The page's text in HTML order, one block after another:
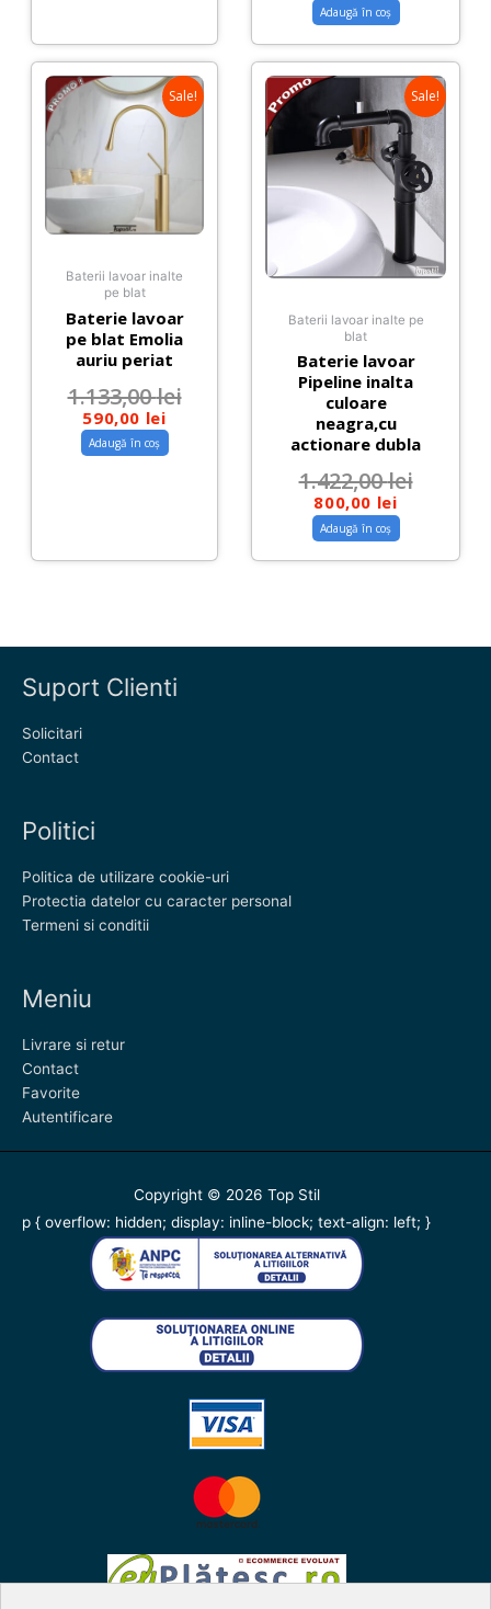
Adaugă în coș
Sale!
Baterii lavoar inalte
pe blat
Baterie lavoar
pe blat Emolia
auriu periat
1.133,00lei
590,00 lei
Adaugă în coș
Sale!
Baterii lavoar inalte pe
blat
Baterie lavoar
Pipeline inalta
culoare
neagra,cu
actionare dubla
1.422,00lei
800,00 lei
Adaugă în coș
Suport Clienti
Solicitari
Contact
Politici
Politica de utilizare cookie-uri
Protectia datelor cu caracter personal
Termeni si conditii
Meniu
Livrare si retur
Contact
Favorite
Autentificare
Copyright © 2026 Top Stil
p { overflow: hidden; display: inline-block; text-align: left; }